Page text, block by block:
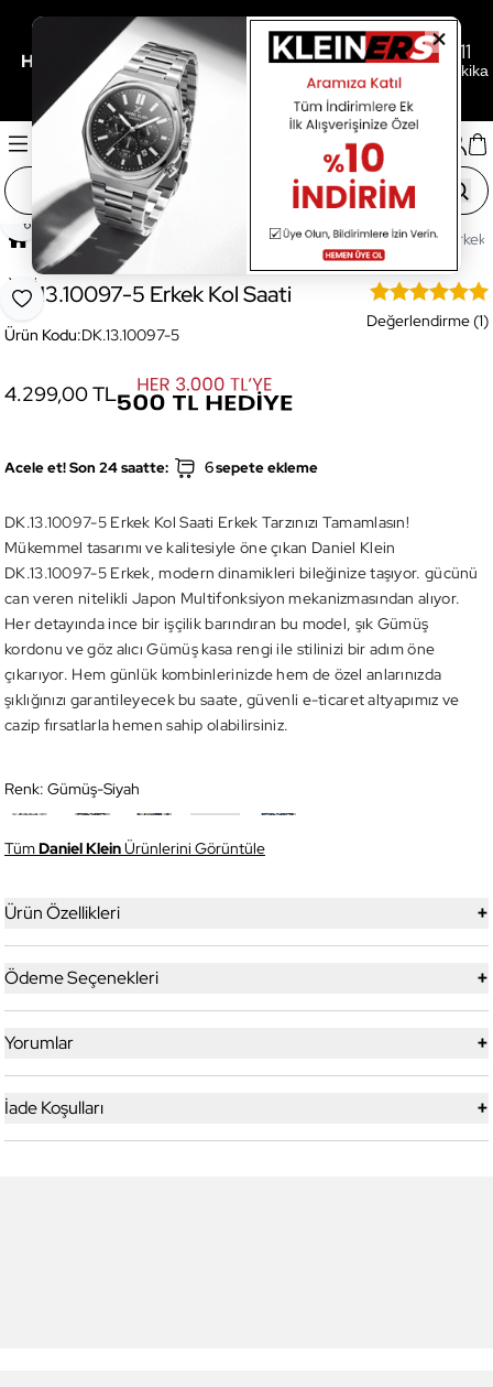
Her 3.000TL'ye 500TL Hediye İçin Son 0 /04/ 11
Dakika
Ana Sayfa Saatler Erkek Saat DK.13.10097-5 Erkek
Favoriye Ekle
Yeni
Paylaş
DK.13.10097-5 Erkek Kol Saati
Ürün Kodu:DK.13.10097-5
Değerlendirme (1)
4.299,00 TL
Acele et! Son 24 saatte: 6sepete ekleme
DK.13.10097-5 Erkek Kol Saati Erkek Tarzınızı Tamamlasın!
Mükemmel tasarımı ve kalitesiyle öne çıkan Daniel Klein
DK.13.10097-5 Erkek, modern dinamikleri bileğinize taşıyor. gücünü
can veren nitelikli Japon Multifonksiyon mekanizmasından alıyor.
Her detayında ince bir işçilik barındıran bu model, şık Gümüş
kordonu ve göz alıcı Gümüş kasa rengi ile stilinizi bir adım öne
çıkarıyor. Hem günlük kombinlerinizde hem de özel anlarınızda
şıklığınızı garantileyecek bu saate, güvenli e-ticaret altyapımız ve
cazip fırsatlarla hemen sahip olabilirsiniz.
Renk: Gümüş-Siyah
TümDaniel KleinÜrünlerini Görüntüle
Ürün Özellikleri +
Ödeme Seçenekleri +
Yorumlar +
İade Koşulları +